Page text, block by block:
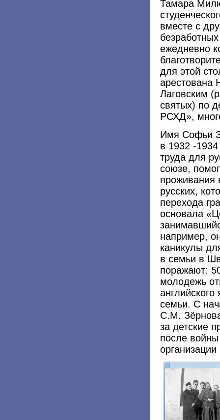
Тамара
вместе с
ежедневно
для этой
арестована
Лаговским
святых) по
РСХД»,
Имя Софьи
в 1932 -
труда для
союзе,
проживания
русских,
перехода
основала
например,
каникулы
в семьи в
поражают:
молодежь
семьи. С
С.М.
за детские
после